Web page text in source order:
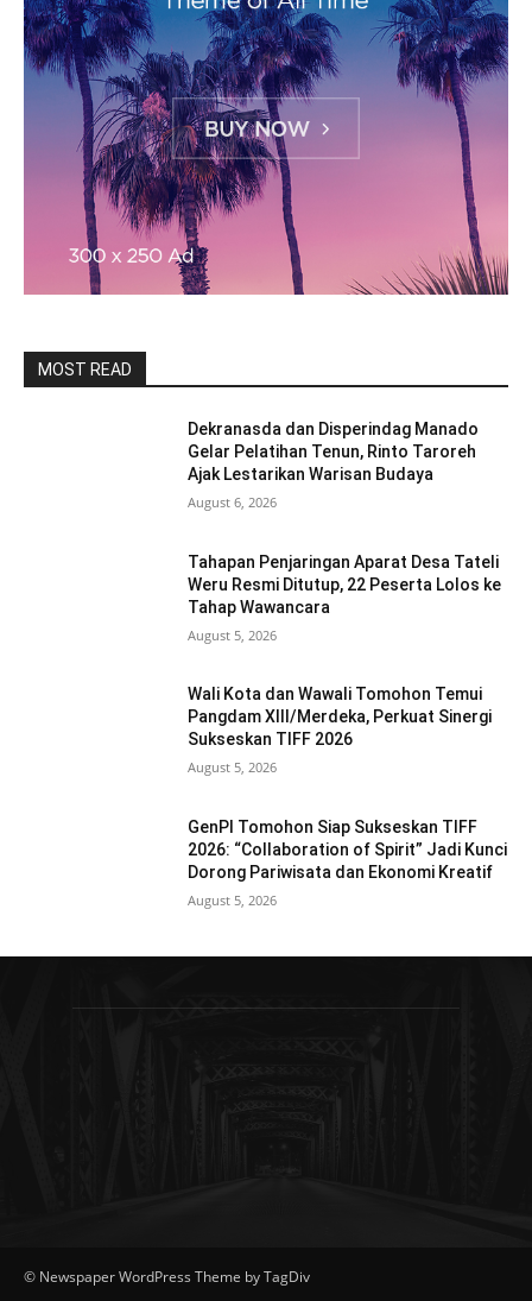
MOST READ
Dekranasda dan Disperindag Manado
Gelar Pelatihan Tenun, Rinto Taroreh
Ajak Lestarikan Warisan Budaya
August 6, 2026
Tahapan Penjaringan Aparat Desa Tateli
Weru Resmi Ditutup, 22 Peserta Lolos ke
Tahap Wawancara
August 5, 2026
Wali Kota dan Wawali Tomohon Temui
Pangdam XIII/Merdeka, Perkuat Sinergi
Sukseskan TIFF 2026
August 5, 2026
GenPI Tomohon Siap Sukseskan TIFF
2026: “Collaboration of Spirit” Jadi Kunci
Dorong Pariwisata dan Ekonomi Kreatif
August 5, 2026
© Newspaper WordPress Theme by TagDiv